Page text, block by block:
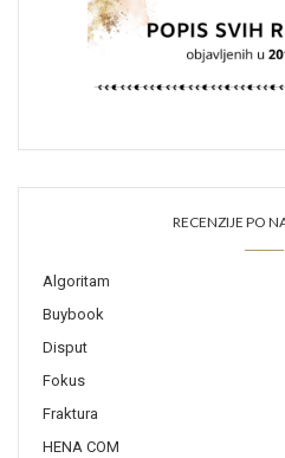
RECENZIJE PO
Algoritam
Buybook
Disput
Fokus
Fraktura
HENA COM